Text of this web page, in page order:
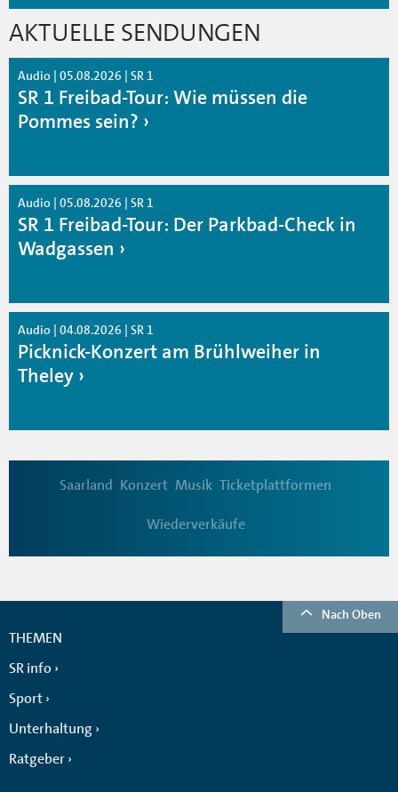
AKTUELLE SENDUNGEN
Audio | 05.08.2026 | SR 1
SR 1 Freibad-Tour: Wie müssen die
Pommes sein?
Audio | 05.08.2026 | SR 1
SR 1 Freibad-Tour: Der Parkbad-Check in
Wadgassen
Audio | 04.08.2026 | SR 1
Picknick-Konzert am Brühlweiher in
Theley
Saarland Konzert Musik Ticketplattformen
Wiederverkäufe
Nach Oben
THEMEN
SR info
Sport
Unterhaltung
Ratgeber